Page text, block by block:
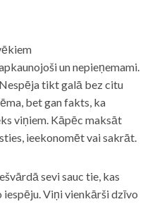
un nepieņemami.
tikt galā bez citu
bet gan fakts, ka
viņiem. Kāpēc maksāt
ieekonomēt vai sakrāt.
sevi sauc tie, kas
Viņi vienkārši dzīvo